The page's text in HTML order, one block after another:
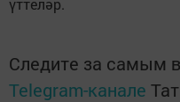
Следите за самым
Telegram-канале